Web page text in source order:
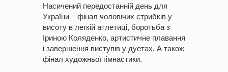
Насичений передостанній день для
України – фінал чоловічих стрибків у
висоту в легкій атлетиці, боротьба з
Іриною Коляденко, артистичне плавання
і завершення виступів у дуетах. А також
фінал художньої гімнастики.